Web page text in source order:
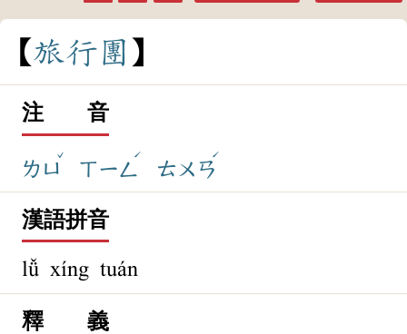
旅行團
注 音
ㄌㄩ
ˇ
ㄒㄧㄥ
ˊ
ㄊㄨㄢ
ˊ
漢語拼音
lǚ xíng tuán
釋 義